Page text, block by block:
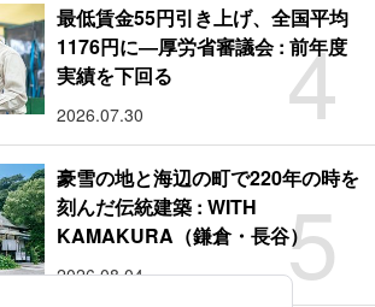
4
最低賃金55円引き上げ、全国平均
1176円に―厚労省審議会 : 前年度
実績を下回る
2026.07.30
5
豪雪の地と海辺の町で220年の時を
刻んだ伝統建築 : WITH
KAMAKURA（鎌倉・長谷）
2026.08.04